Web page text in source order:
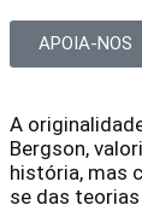
APOIA-NOS
A
Bergson,
história, mas
se das